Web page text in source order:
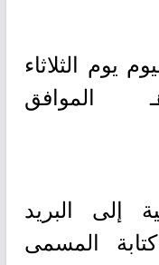
يوم الثلاثاء
1448/01/22هـ الموافق
إلى البريد
المسمى